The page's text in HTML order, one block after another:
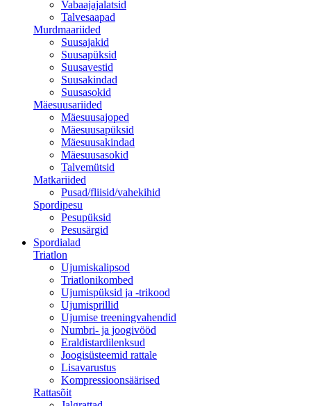
Vabaajajalatsid
Talvesaapad
Murdmaariided
Suusajakid
Suusapüksid
Suusavestid
Suusakindad
Suusasokid
Mäesuusariided
Mäesuusajoped
Mäesuusapüksid
Mäesuusakindad
Mäesuusasokid
Talvemütsid
Matkariided
Pusad/fliisid/vahekihid
Spordipesu
Pesupüksid
Pesusärgid
Spordialad
Triatlon
Ujumiskalipsod
Triatlonikombed
Ujumispüksid ja -trikood
Ujumisprillid
Ujumise treeningvahendid
Numbri- ja joogivööd
Eraldistardilenksud
Joogisüsteemid rattale
Lisavarustus
Kompressioonsäärised
Rattasõit